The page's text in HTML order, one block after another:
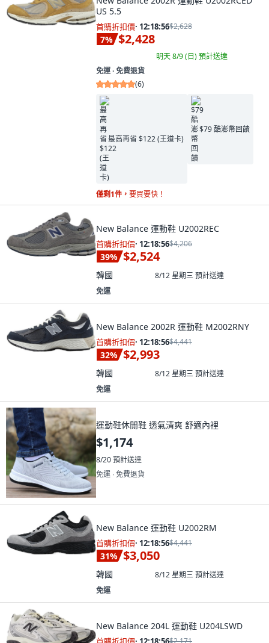
US 5.5
首購折扣價· 12:18:55$2,628
7% $2,428
明天 8/9 (日)預計送達
免運 ∙ 免費退貨
(6)
最高再省 $122 (王道卡)
$79 酷澎幣回饋
僅剩1件， 要買要快！
New Balance 運動鞋 U2002REC
首購折扣價· 12:18:55$4,206
39% $2,524
韓國 8/12 星期三預計送達
免運
New Balance 2002R 運動鞋 M2002RNY
首購折扣價· 12:18:55$4,441
32% $2,993
韓國 8/12 星期三預計送達
免運
運動鞋休閒鞋 透氣清爽 舒適內裡
$1,174
8/20預計送達
免運 ∙ 免費退貨
New Balance 運動鞋 U2002RM
首購折扣價· 12:18:55$4,441
31% $3,050
韓國 8/12 星期三預計送達
免運
New Balance 204L 運動鞋 U204LSWD
$2,171